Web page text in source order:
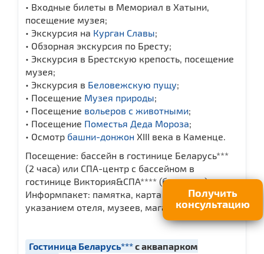
Получить
консультацию
• Входные билеты в Мемориал в Хатыни,
посещение музея;
• Экскурсия на Курган Славы;
• Обзорная экскурсия по Бресту;
• Экскурсия в Брестскую крепость, посещение
музея;
• Экскурсия в Беловежскую пущу;
• Посещение Музея природы;
• Посещение вольеров с животными;
• Посещение Поместья Деда Мороза;
• Осмотр башни-донжон ХІІІ века в Каменце.
Посещение: бассейн в гостинице Беларусь***
(2 часа) или СПА-центр с бассейном в
гостинице Виктория&СПА**** (безлимит);
Информпакет: памятка, карта Минска с
указанием отеля, музеев, магазинов.
Гостиница Беларусь***с аквапарком